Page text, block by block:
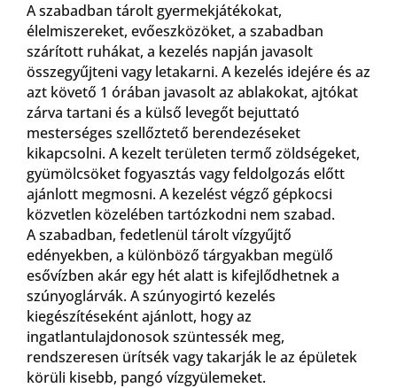
A szabadban tárolt gyermekjátékokat,
élelmiszereket, evőeszközöket, a szabadban
szárított ruhákat, a kezelés napján javasolt
összegyűjteni vagy letakarni. A kezelés idejére és az
azt követő 1 órában javasolt az ablakokat, ajtókat
zárva tartani és a külső levegőt bejuttató
mesterséges szellőztető berendezéseket
kikapcsolni. A kezelt területen termő zöldségeket,
gyümölcsöket fogyasztás vagy feldolgozás előtt
ajánlott megmosni. A kezelést végző gépkocsi
közvetlen közelében tartózkodni nem szabad.
A szabadban, fedetlenül tárolt vízgyűjtő
edényekben, a különböző tárgyakban megülő
esővízben akár egy hét alatt is kifejlődhetnek a
szúnyoglárvák. A szúnyogirtó kezelés
kiegészítéseként ajánlott, hogy az
ingatlantulajdonosok szüntessék meg,
rendszeresen ürítsék vagy takarják le az épületek
körüli kisebb, pangó vízgyülemeket.